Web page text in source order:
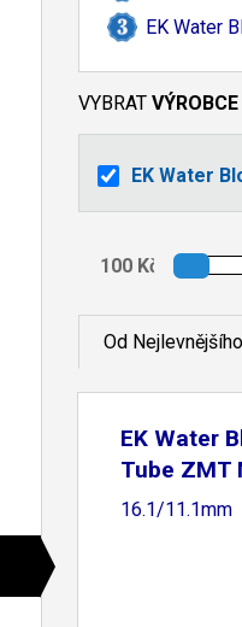
EK Water
VYBRAT VÝROBCE
EK Water
Od Nejlevnějšího
EK Water
Tube ZMT
16.1/11.1mm